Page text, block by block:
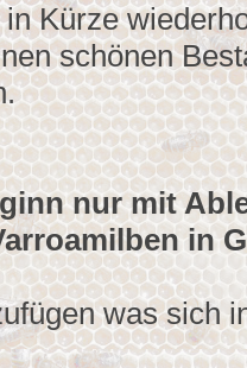
Kürze
schönen
nur mit
in
was sich